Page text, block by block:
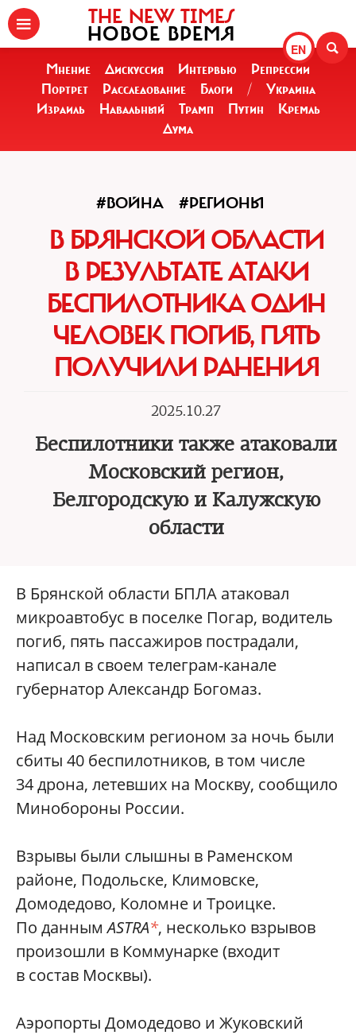
EN
THE NEW TIMES
НОВОЕ ВРЕМЯ
Мнение Дискуссия Интервью
Репрессии
Портрет
Расследование Блоги /
Украина
Израиль
Навальный Трамп Путин
Кремль
Дума
#ВОЙНА #РЕГИОНЫ
В БРЯНСКОЙ ОБЛАСТИ
В РЕЗУЛЬТАТЕ АТАКИ
БЕСПИЛОТНИКА ОДИН
ЧЕЛОВЕК ПОГИБ, ПЯТЬ
ПОЛУЧИЛИ РАНЕНИЯ
2025.10.27
Беспилотники также атаковали
Московский регион,
Белгородскую и Калужскую
области
В Брянской области БПЛА атаковал
микроавтобус в поселке Погар, водитель
погиб, пять пассажиров пострадали,
написал в своем телеграм-канале
губернатор Александр Богомаз.
Над Московским регионом за ночь были
сбиты 40 беспилотников, в том числе
34 дрона, летевших на Москву, сообщило
Минобороны России.
Взрывы были слышны в Раменском
районе, Подольске, Климовске,
Домодедово, Коломне и Троицке.
По даннымASTRA*, несколько взрывов
произошли в Коммунарке (входит
в состав Москвы).
Аэропорты Домодедово и Жуковский